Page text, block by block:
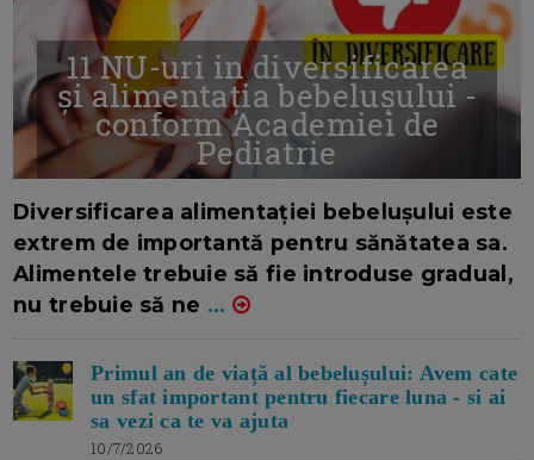
11 NU-uri in diversificarea
și alimentația bebelușului -
conform Academiei de
Pediatrie
Diversificarea alimentației bebelușului este
extrem de importantă pentru sănătatea sa.
Alimentele trebuie să fie introduse gradual,
nu trebuie să ne ...
Primul an de viață al bebelușului: Avem cate
un sfat important pentru fiecare luna - si ai
sa vezi ca te va ajuta
10/7/2026